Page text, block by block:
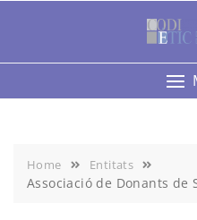
Home Entitats
Associació de Donants de